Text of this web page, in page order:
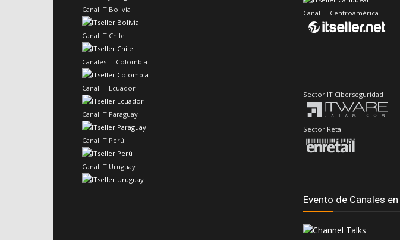
Canal IT Bolivia
Canal IT Chile
Canales IT Colombia
Canal IT Ecuador
Canal IT Paraguay
Canal IT Perú
Canal IT Uruguay
Canal IT Centroamérica
Sector IT Ciberseguridad
Sector Retail
Evento de Canales